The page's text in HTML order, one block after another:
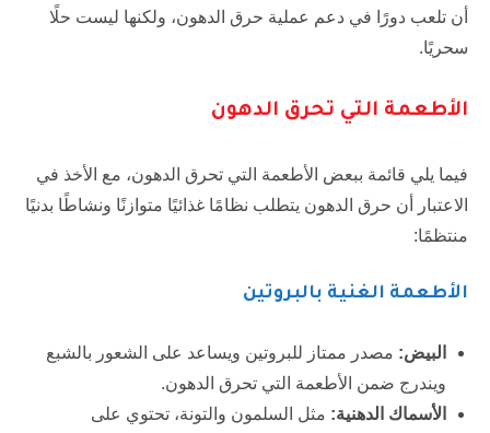
أن تلعب دورًا في دعم عملية حرق الدهون، ولكنها ليست حلًا
سحريًا.
الأطعمة التي تحرق الدهون
فيما يلي قائمة ببعض الأطعمة التي تحرق الدهون، مع الأخذ في
الاعتبار أن حرق الدهون يتطلب نظامًا غذائيًا متوازنًا ونشاطًا بدنيًا
منتظمًا:
الأطعمة الغنية بالبروتين
البيض: مصدر ممتاز للبروتين ويساعد على الشعور بالشبع
ويندرج ضمن الأطعمة التي تحرق الدهون.
الأسماك الدهنية: مثل السلمون والتونة، تحتوي على